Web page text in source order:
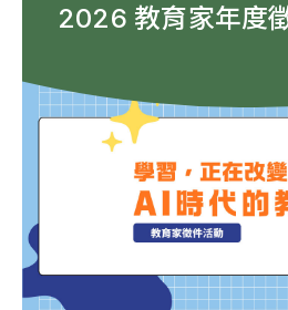
2026 教育家年度